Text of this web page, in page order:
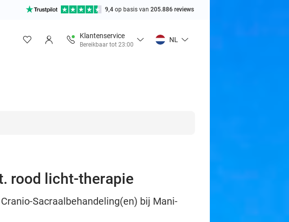
9,4 op basis van 205.886 reviews
Klantenservice
Bereikbaar tot 23:00
NL
rood licht-therapie
Sacraalbehandeling(en) bij Mani-